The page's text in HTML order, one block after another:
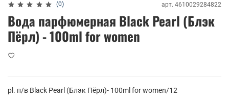
(0) арт. 4610029284822
Вода парфюмерная Black Pearl (Блэк
Пёрл) - 100ml for women
pl. п/в Black Pearl (Блэк Пёрл)- 100ml for women/12